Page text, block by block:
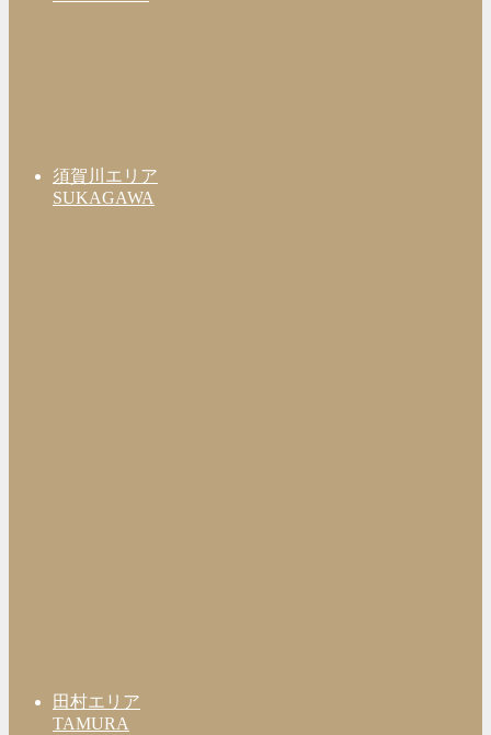
須賀川エリア
SUKAGAWA
田村エリア
TAMURA